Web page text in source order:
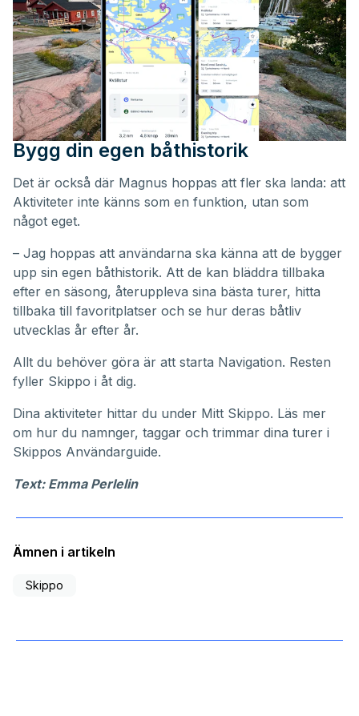
Bygg din egen båthistorik
Det är också där Magnus hoppas att fler ska landa: att
Aktiviteter inte känns som en funktion, utan som
något eget.
– Jag hoppas att användarna ska känna att de bygger
upp sin egen båthistorik. Att de kan bläddra tillbaka
efter en säsong, återuppleva sina bästa turer, hitta
tillbaka till favoritplatser och se hur deras båtliv
utvecklas år efter år.
Allt du behöver göra är att starta Navigation. Resten
fyller Skippo i åt dig.
Dina aktiviteter hittar du under Mitt Skippo. Läs mer
om hur du namnger, taggar och trimmar dina turer i
Skippos Användarguide.
Text: Emma Perlelin
Ämnen i artikeln
Skippo